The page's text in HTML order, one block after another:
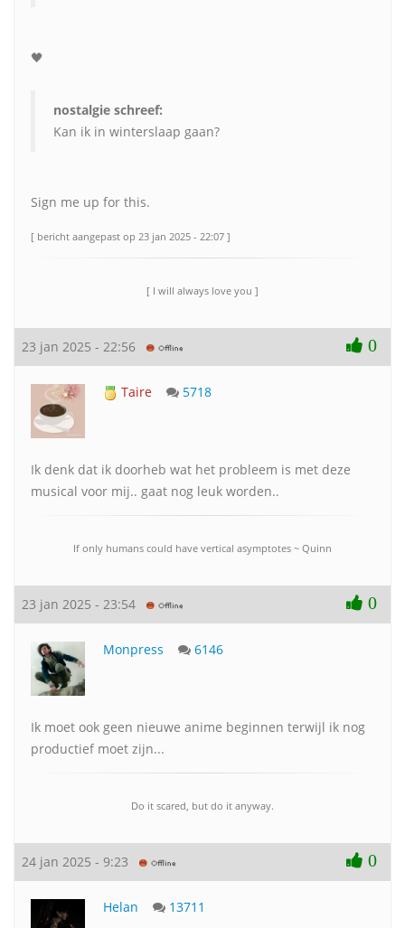
🖤
nostalgie schreef:
Kan ik in winterslaap gaan?
Sign me up for this.
[ bericht aangepast op 23 jan 2025 - 22:07 ]
[ I will always love you ]
23 jan 2025 - 22:56 0
Taire 5718
Ik denk dat ik doorheb wat het probleem is met deze
musical voor mij.. gaat nog leuk worden..
If only humans could have vertical asymptotes ~ Quinn
23 jan 2025 - 23:54 0
Monpress 6146
Ik moet ook geen nieuwe anime beginnen terwijl ik nog
productief moet zijn...
Do it scared, but do it anyway.
24 jan 2025 - 9:23 0
Helan 13711